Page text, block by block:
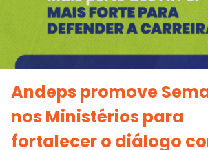
Andeps promove
nos Ministérios para
fortalecer o diálogo